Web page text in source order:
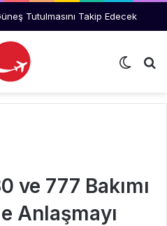
Tutulmasını Takip Edecek
Dış
ve 777 Bakımı
Anlaşmayı